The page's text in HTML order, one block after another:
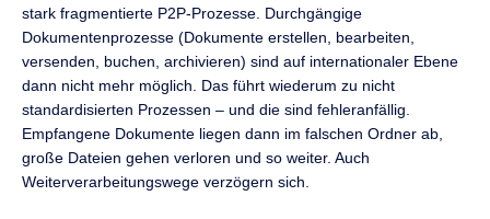
stark fragmentierte P2P-Prozesse. Durchgängige
Dokumentenprozesse (Dokumente erstellen, bearbeiten,
versenden, buchen, archivieren) sind auf internationaler Ebene
dann nicht mehr möglich. Das führt wiederum zu nicht
standardisierten Prozessen – und die sind fehleranfällig.
Empfangene Dokumente liegen dann im falschen Ordner ab,
große Dateien gehen verloren und so weiter. Auch
Weiterverarbeitungswege verzögern sich.